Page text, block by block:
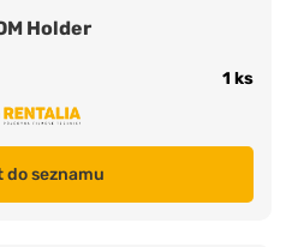
Holder
1 ks
do seznamu